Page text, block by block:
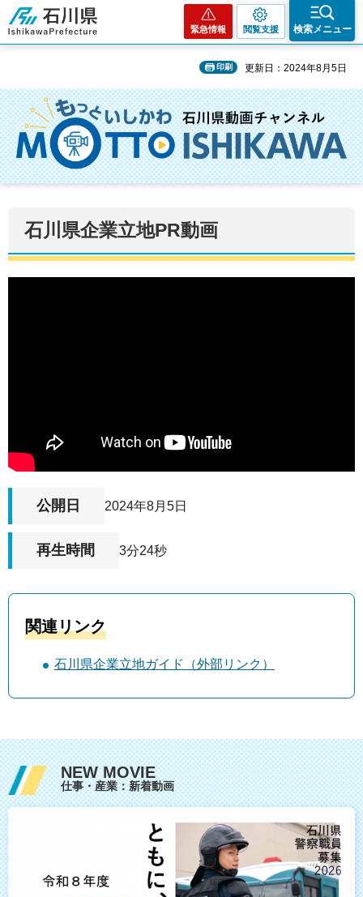
石川県
緊急情報 閲覧支援 検索メニュー
印刷 更新日：2024年8月5日
石川県企業立地PR動画
公開日 2024年8月5日
再生時間 3分24秒
関連リンク
石川県企業立地ガイド（外部リンク）
NEW MOVIE
仕事・産業：新着動画